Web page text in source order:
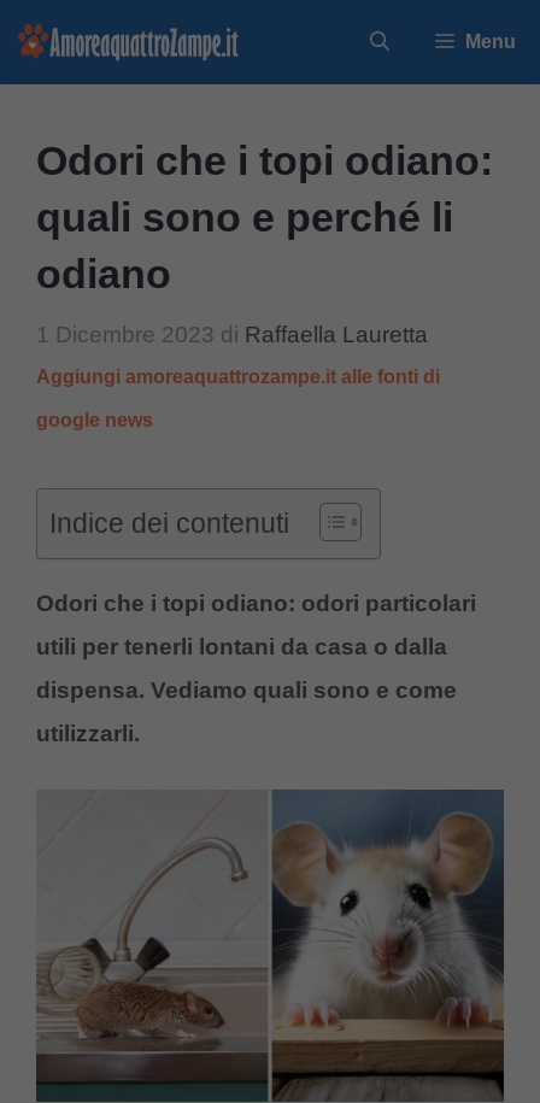
Vai
Menu
Odori che i topi odiano:
quali sono e perché li
odiano
1 Dicembre 2023 di Raffaella Lauretta
Aggiungi amoreaquattrozampe.it alle fonti di
google news
Indice dei contenuti
Odori che i topi odiano: odori particolari
utili per tenerli lontani da casa o dalla
dispensa. Vediamo quali sono e come
utilizzarli.